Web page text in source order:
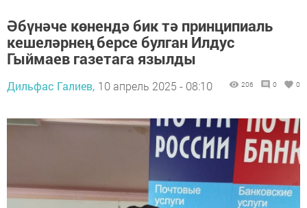
Әбүнәче көнендә бик тә принципиаль
кешеләрнең берсе булган Илдус
Гыймаев газетага язылды
Дильфас Галиев, 10 апрель 2025 - 08:10 206 0 0